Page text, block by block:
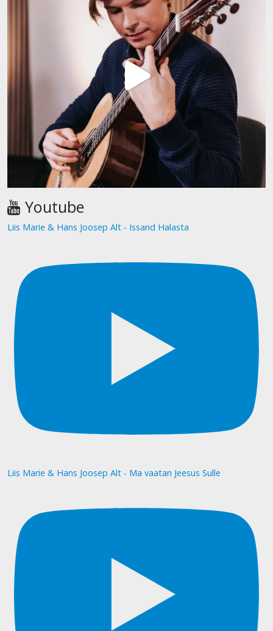
Youtube
Liis Marie & Hans Joosep Alt - Issand Halasta
Liis Marie & Hans Joosep Alt - Ma vaatan Jeesus Sulle